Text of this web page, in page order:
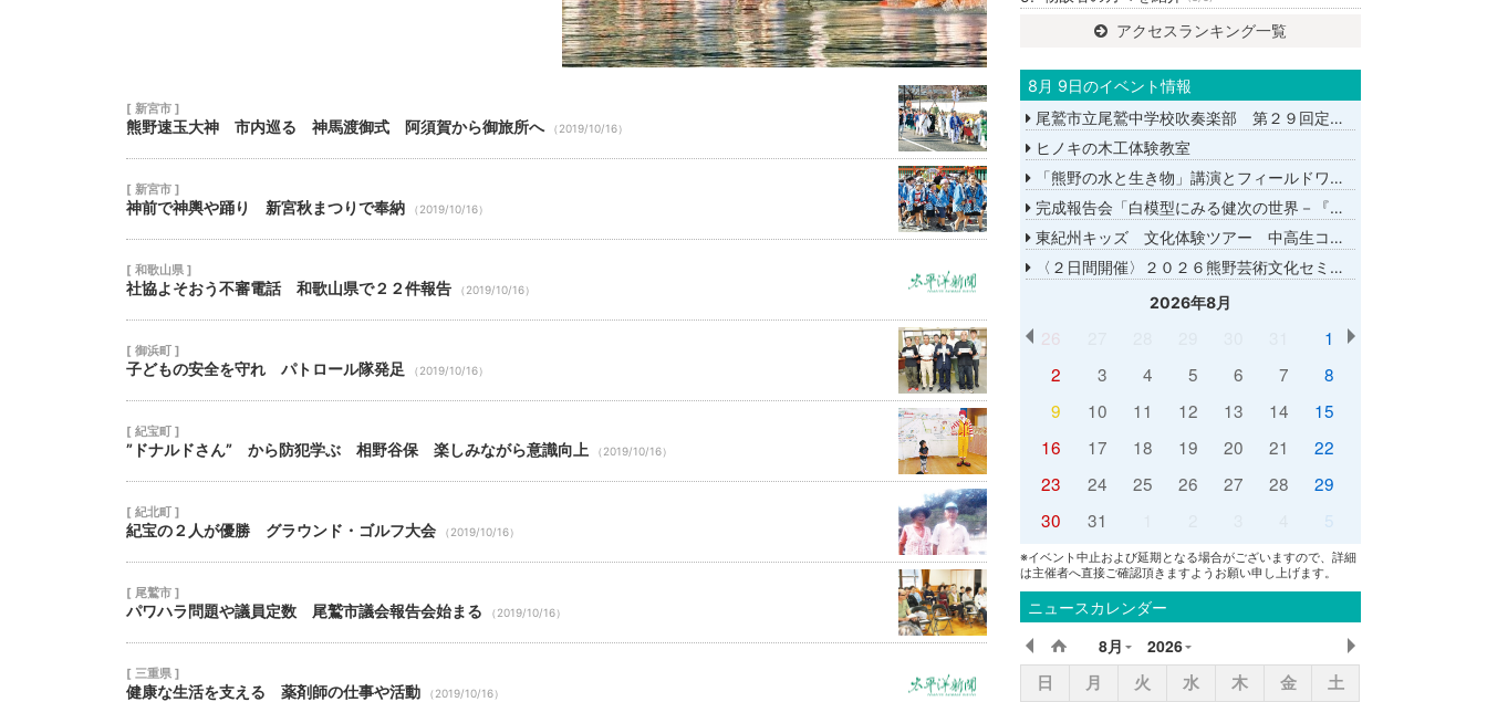
[ 新宮市 ]
熊野速玉大神 市内巡る 神馬渡御式 阿須賀から御旅所へ （2019/10/16）
[ 新宮市 ]
神前で神輿や踊り 新宮秋まつりで奉納 （2019/10/16）
[ 和歌山県 ]
社協よそおう不審電話 和歌山県で２２件報告 （2019/10/16）
[ 御浜町 ]
子どもの安全を守れ パトロール隊発足 （2019/10/16）
[ 紀宝町 ]
”ドナルドさん” から防犯学ぶ 相野谷保 楽しみながら意識向上 （2019/10/16）
[ 紀北町 ]
紀宝の２人が優勝 グラウンド・ゴルフ大会 （2019/10/16）
[ 尾鷲市 ]
パワハラ問題や議員定数 尾鷲市議会報告会始まる （2019/10/16）
[ 三重県 ]
健康な生活を支える 薬剤師の仕事や活動 （2019/10/16）
アクセスランキング一覧
8月 9日のイベント情報
尾鷲市立尾鷲中学校吹奏楽部 第２９回定期演奏会
ヒノキの木工体験教室
「熊野の水と生き物」講演とフィールドワーク
完成報告会「白模型にみる健次の世界－『千年の愉楽』『奇蹟』より－」
東紀州キッズ 文化体験ツアー 中高生コース
〈２日間開催〉２０２６熊野芸術文化セミナー
2026年8月
26
1
2
3 4 5 6 7
8
9
10 11 12 13 14
15
16
17 18 19 20 21
22
23
24 25 26 27 28
29
30
31 5
※イベント中止および延期となる場合がございますので、詳細
は主催者へ直接ご確認頂きますようお願い申し上げます。
ニュースカレンダー
8月 2026
日 月 火 水 木 金
土